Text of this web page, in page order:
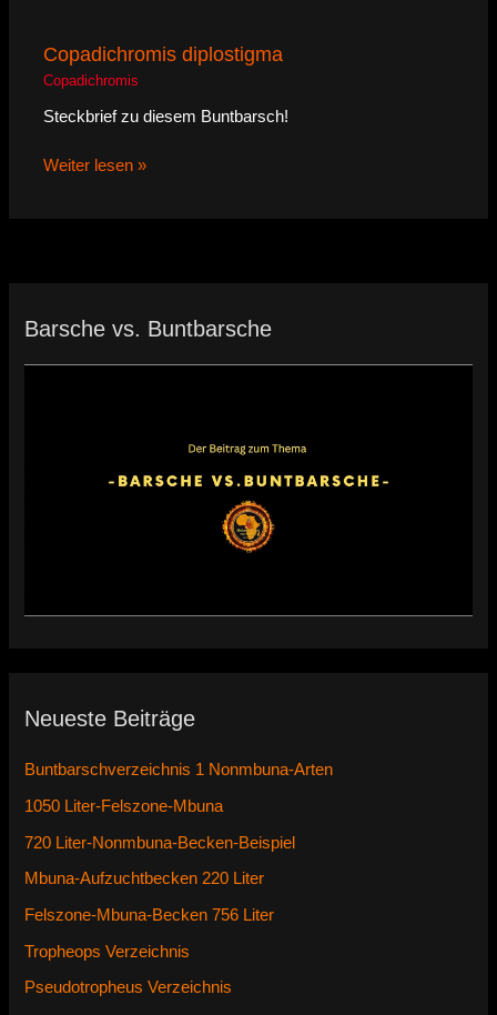
Copadichromis diplostigma
Copadichromis
Steckbrief zu diesem Buntbarsch!
Weiter lesen »
Barsche vs. Buntbarsche
Neueste Beiträge
Buntbarschverzeichnis 1 Nonmbuna-Arten
1050 Liter-Felszone-Mbuna
720 Liter-Nonmbuna-Becken-Beispiel
Mbuna-Aufzuchtbecken 220 Liter
Felszone-Mbuna-Becken 756 Liter
Tropheops Verzeichnis
Pseudotropheus Verzeichnis